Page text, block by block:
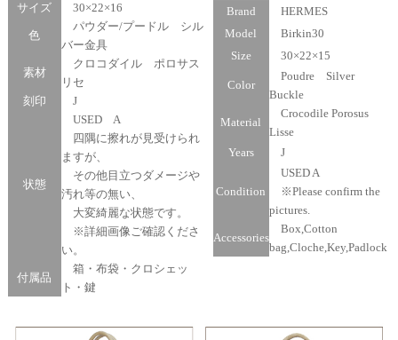
サイズ
30×22×16
色
パウダー/プードル シル
バー金具
素材
クロコダイル ポロサス
リセ
刻印
J
状態
USED A
四隅に擦れが見受けられ
ますが、
その他目立つダメージや
汚れ等の無い、
大変綺麗な状態です。
※詳細画像ご確認くださ
い。
付属品
箱・布袋・クロシェッ
ト・鍵
Brand
HERMES
Model
Birkin30
Size
30×22×15
Color
Poudre Silver
Buckle
Material
Crocodile Porosus
Lisse
Years
J
Condition
USED A
※Please confirm the
pictures.
Accessories
Box,Cotton
bag,Cloche,Key,Padlock